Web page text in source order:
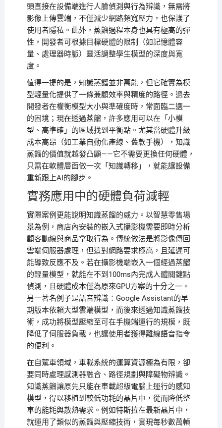
頭直接在設備端進行人臉偵測與行為辨識，無需將
影像上傳雲端，不僅減少網路頻寬壓力，也保護了
使用者隱私。此外，蒸餾過程本身也具有極高的彈
性，開發者可根據目標硬體的限制（如記憶體容
量、處理器時脈）靈活調整學生模型的深度與寬
度。
值得一提的是，知識蒸餾並非萬能，但它確實為模
型輕量化提供了一條兼顧效率與精度的路徑。過去
開發者在權衡模型大小與準確度時，常面臨二選一
的困境；現在透過蒸餾，許多應用可以在「小模
型、高準確」的區域找到平衡點。尤其當硬體升級
成本高昂（如工業自動化產線、舊款手機），知識
蒸餾的價值就越發凸顯——它不需要更換任何硬體，
只需在軟體層面做一次「知識轉移」，就能讓設備
重新跟上AI的腳步。
實務應用中的硬體負荷減輕
實際案例更能說明知識蒸餾的威力。以智慧零售場
景為例，商店內安裝的嵌入式攝影機需要即時分析
顧客動線與商品拿取行為。傳統做法是將影像傳回
雲端伺服器處理，但這對網路要求極高，且延遲可
能導致反應不及。若在攝影機端嵌入一個經過蒸餾
的輕量模型，就能在不到100ms內完成人體關鍵點
偵測，且硬體成本僅為原來GPU方案的十分之一。
另一著名例子是語音辨識：Google Assistant的早
期版本依賴大型雲端模型，而後來透過知識蒸餾技
術，成功將模型壓縮至可在手機端運行的規模，既
降低了伺服器負載，也讓使用者獲得離線語音指令
的便利。
在自駕車領域，車載系統的運算資源極為有限，卻
要同時處理感測器融合、路徑規劃與障礙物辨識。
知識蒸餾讓原先只能在車載超級電腦上運行的感知
模型，得以移植到較低功耗的晶片中，從而降低整
車的能耗與散熱需求。例如特斯拉在最新晶片中，
就運用了類似的蒸餾與壓縮技術，實現每秒數萬幀